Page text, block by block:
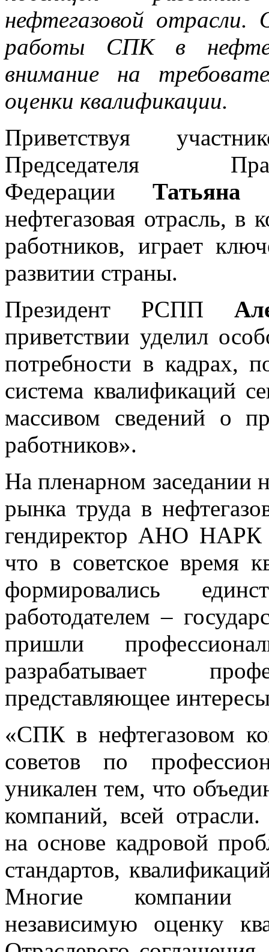
нефтегазовой отрасли.
работы СПК в
внимание на
оценки квалификации.
Приветствуя
Председателя
ФедерацииТатьяна
нефтегазовая отрасль, в
работников, играет
развитии страны.
Президент РСПП
приветствии уделил
потребности в кадрах,
система квалификаций
массивом сведений о
работников».
На пленарном заседании
рынка труда в
гендиректор АНО
что в советское время
формировались
работодателем –
пришли
разрабатывает
представляющее
«СПК в нефтегазовом
советов по
уникален тем, что
компаний, всей отрасли.
на основе кадровой
стандартов,
Многие компании
независимую оценку